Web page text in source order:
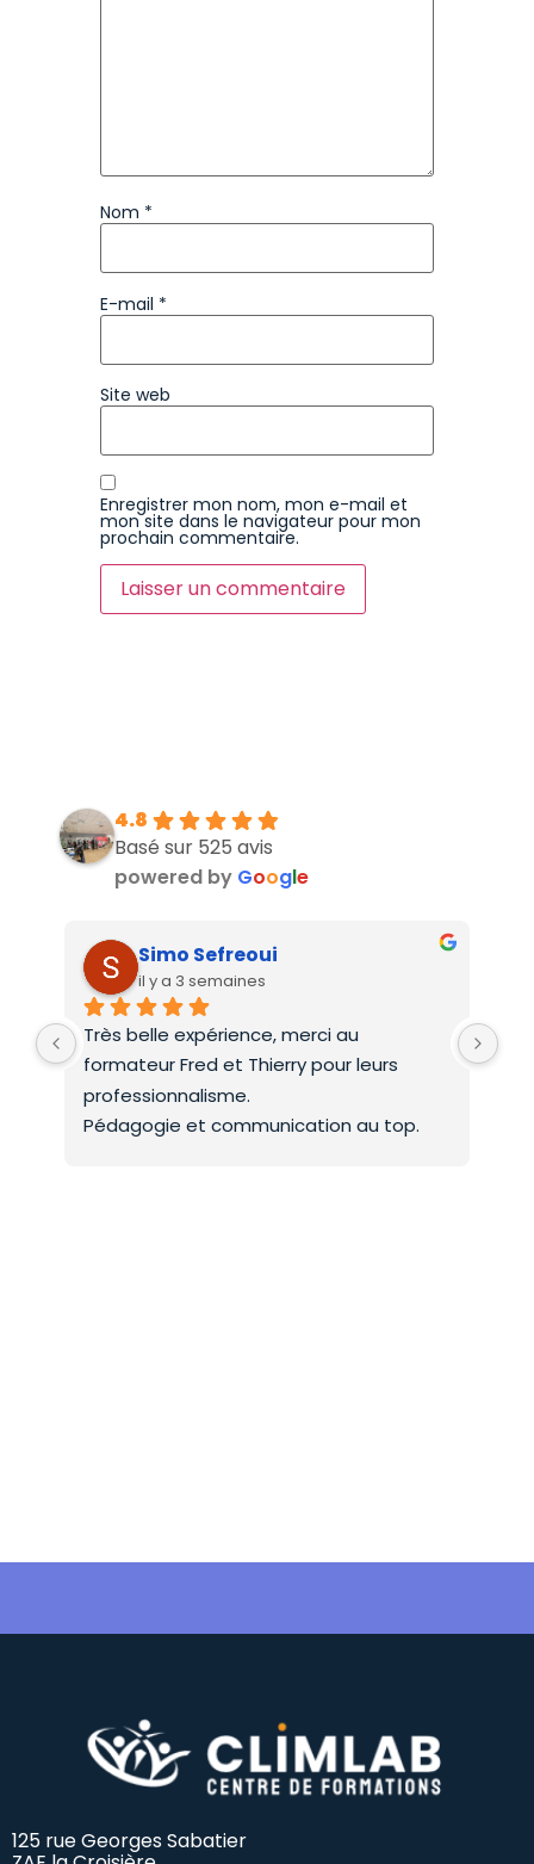
Nom *
E-mail *
Site web
Enregistrer mon nom, mon e-mail et
mon site dans le navigateur pour mon
prochain commentaire.
4.8
Basé sur 525 avis
powered by Google
Simo Sefreoui
il y a 3 semaines
Très belle expérience, merci au
formateur Fred et Thierry pour leurs
professionnalisme.
Pédagogie et communication au top.
125 rue Georges Sabatier